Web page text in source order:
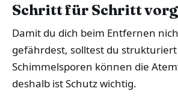
Schritt für Schritt
Damit du dich beim Entfernen
gefährdest, solltest du
Schimmelsporen können die
deshalb ist Schutz wichtig.